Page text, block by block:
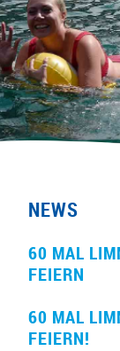
NEWS
60 MAL
FEIERN
60 MAL
FEIERN!